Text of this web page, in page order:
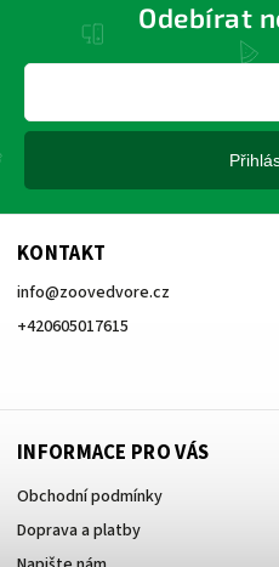
KONTAKT
info@zoovedvore.cz
+420605017615
INFORMACE PRO VÁS
Obchodní podmínky
Doprava a platby
Odebírat